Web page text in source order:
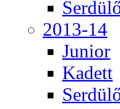
2013-14
Junior
Kadett